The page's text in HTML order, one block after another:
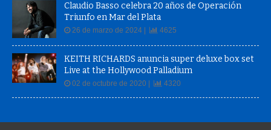
Claudio Basso celebra 20 años de Operación
Triunfo en Mar del Plata
26 de marzo de 2024 | 4625
KEITH RICHARDS anuncia super deluxe box set
Live at the Hollywood Palladium
02 de octubre de 2020 | 4320